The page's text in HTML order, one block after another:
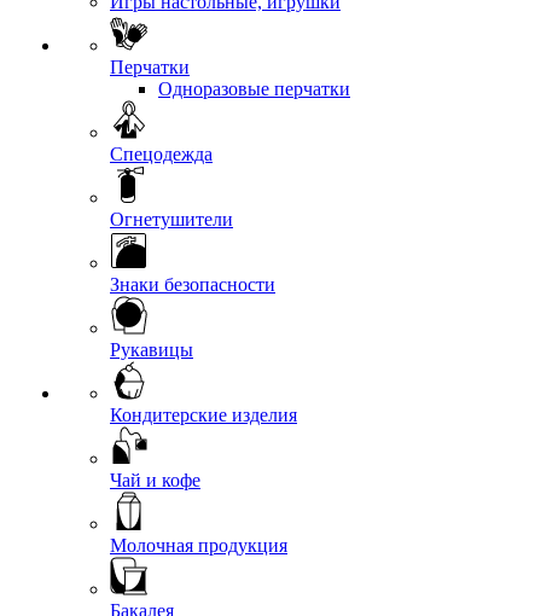
Перчатки
Одноразовые перчатки
Спецодежда
Огнетушители
Знаки безопасности
Рукавицы
Кондитерские изделия
Чай и кофе
Молочная продукция
Бакалея